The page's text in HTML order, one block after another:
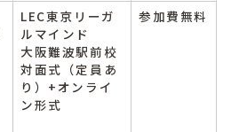
LEC東京リーガ
ルマインド
大阪難波駅前校
対面式（定員あ
り）+オンライ
ン形式
参加費無料